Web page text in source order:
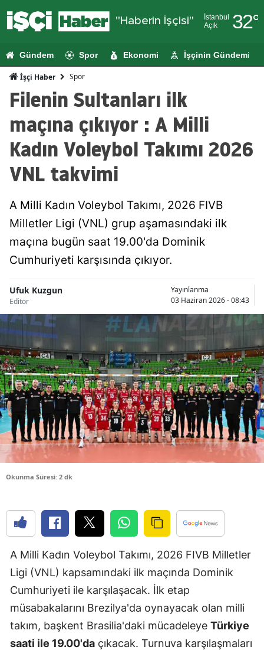
"Haberin İşçisi"
İstanbul
Açık
32°
Adıyaman
Ankara
Artvin
Aydın
Bilecik
Bingöl
Bitlis
Bolu
Burdur
Bursa
Çanakkale
Çankırı
Diyarbakır
Elazığ
Eskişehir
Gündem Spor Ekonomi İşçinin Gündemi
İşçi Haber Spor
Filenin Sultanları ilk
maçına çıkıyor : A Milli
Kadın Voleybol Takımı 2026
VNL takvimi
A Milli Kadın Voleybol Takımı, 2026 FIVB
Milletler Ligi (VNL) grup aşamasındaki ilk
maçına bugün saat 19.00'da Dominik
Cumhuriyeti karşısında çıkıyor.
Ufuk Kuzgun
Editör
Yayınlanma
03 Haziran 2026 - 08:43
Okunma Süresi: 2 dk
A Milli Kadın Voleybol Takımı, 2026 FIVB Milletler
Ligi (VNL) kapsamındaki ilk maçında Dominik
Cumhuriyeti ile karşılaşacak. İlk etap
müsabakalarını Brezilya'da oynayacak olan milli
takım, başkent Brasilia'daki mücadeleye Türkiye
saati ile 19.00'da çıkacak. Turnuva karşılaşmaları